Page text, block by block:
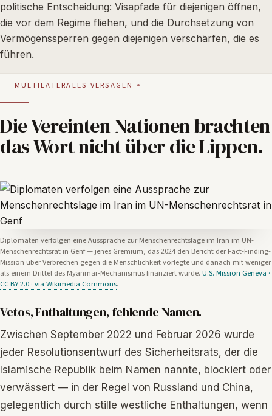
politische Entscheidung: Visapfade für diejenigen öffnen,
die vor dem Regime fliehen, und die Durchsetzung von
Vermögenssperren gegen diejenigen verschärfen, die es
führen.
MULTILATERALES VERSAGEN
Die Vereinten Nationen brachten
das Wort nicht über die Lippen.
Diplomaten verfolgen eine Aussprache zur Menschenrechtslage im Iran im UN-
Menschenrechtsrat in Genf — jenes Gremium, das 2024 den Bericht der Fact-Finding-
Mission über Verbrechen gegen die Menschlichkeit vorlegte und danach mit weniger
als einem Drittel des Myanmar-Mechanismus finanziert wurde. U.S. Mission Geneva ·
CC BY 2.0 · via Wikimedia Commons.
Vetos, Enthaltungen, fehlende Namen.
Zwischen September 2022 und Februar 2026 wurde
jeder Resolutionsentwurf des Sicherheitsrats, der die
Islamische Republik beim Namen nannte, blockiert oder
verwässert — in der Regel von Russland und China,
gelegentlich durch stille westliche Enthaltungen, wenn